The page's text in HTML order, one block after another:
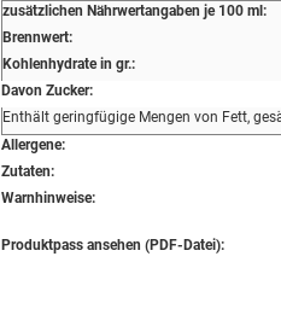
zusätzlichen Nährwertangaben je 100 ml:
Brennwert:
Kohlenhydrate in gr.:
Davon Zucker:
Enthält geringfügige Mengen von Fett,
Allergene:
Zutaten:
Warnhinweise:
Produktpass ansehen (PDF-Datei):